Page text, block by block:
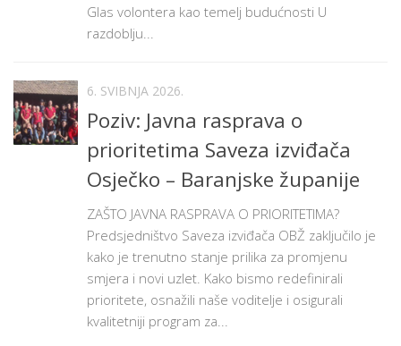
Glas volontera kao temelj budućnosti U
razdoblju...
6. SVIBNJA 2026.
Poziv: Javna rasprava o
prioritetima Saveza izviđača
Osječko – Baranjske županije
ZAŠTO JAVNA RASPRAVA O PRIORITETIMA?
Predsjedništvo Saveza izviđača OBŽ zaključilo je
kako je trenutno stanje prilika za promjenu
smjera i novi uzlet. Kako bismo redefinirali
prioritete, osnažili naše voditelje i osigurali
kvalitetniji program za...